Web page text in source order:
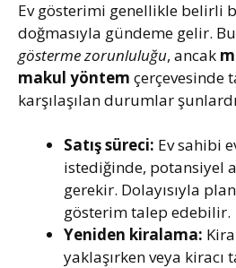
Ev gösterimi genellikle belirli
doğmasıyla gündeme gelir.
gösterme zorunluluğu, ancak
makul yöntem çerçevesinde
karşılaşılan durumlar
Satış süreci: Ev sahibi
istediğinde, potansiyel
gerekir. Dolayısıyla
gösterim talep edebilir.
Yeniden kiralama:
yaklaşırken veya kiracı